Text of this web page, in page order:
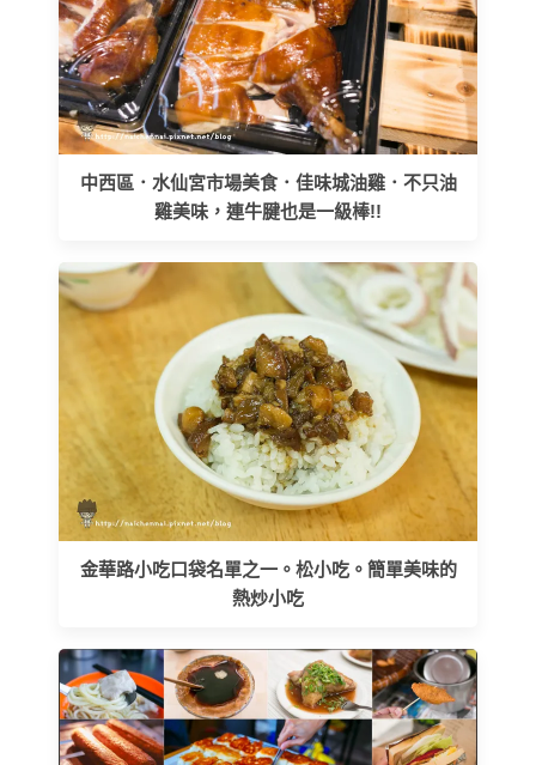
中西區．水仙宮市場美食．佳味城油雞．不只油
雞美味，連牛腱也是一級棒!!
金華路小吃口袋名單之一。松小吃。簡單美味的
熱炒小吃